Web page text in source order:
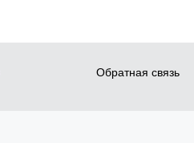
Обратная связь